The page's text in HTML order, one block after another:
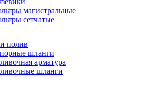
магистральные
сетчатые
полив
шланги
арматура
шланги